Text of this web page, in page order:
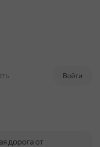
Войти
дорога от